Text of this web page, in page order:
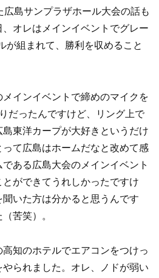
島サンプラザホール大会の話も
オレはメインイベントでグレー
が組まれて、勝利を収めること
インイベントで締めのマイクを
だったんですけど、リング上で
東洋カープが大好きというだけ
て広島はホームだなと改めて感
ある広島大会のメインイベント
ができてうれしかったですけ
いた方は分かると思うんです
苦笑）。
知のホテルでエアコンをつけっ
られました。オレ、ノドが弱い